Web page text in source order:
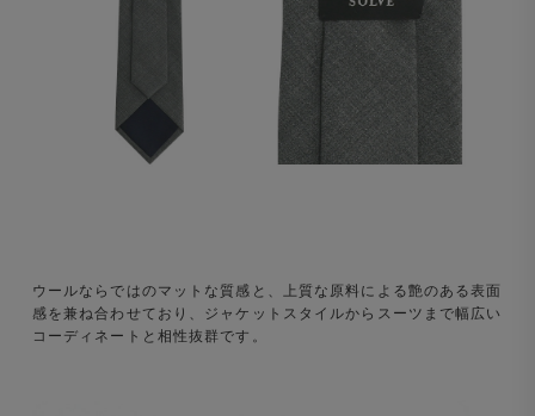
ウールならではのマットな質感と、上質な原料による艶のある表面
感を兼ね合わせており、ジャケットスタイルからスーツまで幅広い
コーディネートと相性抜群です。